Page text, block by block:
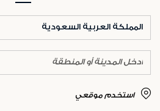
المملكة العربية السعودية
استخدم موقعي